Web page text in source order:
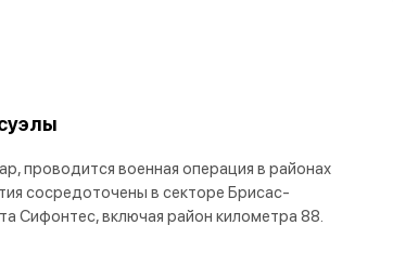
проводится военная операция в районах
сосредоточены в секторе Брисас-
Сифонтес, включая район километра 88.